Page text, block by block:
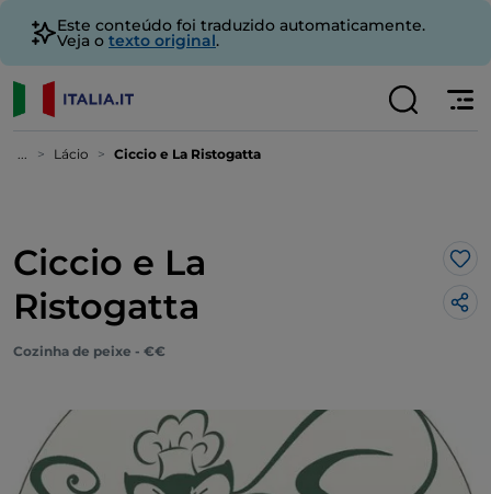
Este conteúdo foi traduzido automaticamente.
Veja o texto original.
... Lácio Ciccio e La Ristogatta
Ciccio e La
Ristogatta
Cozinha de peixe - €€